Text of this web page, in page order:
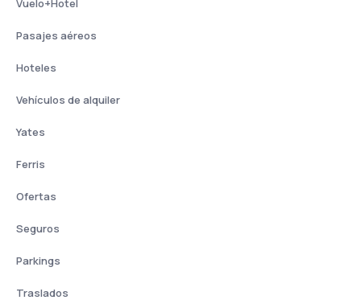
Vuelo+Hotel
Pasajes aéreos
Hoteles
Vehículos de alquiler
Yates
Ferris
Ofertas
Seguros
Parkings
Traslados